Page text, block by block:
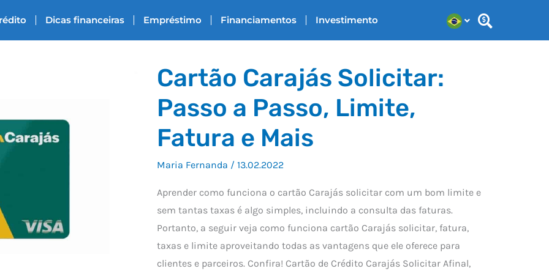
Dicas financeiras Empréstimo Financiamentos Investimento
Cartão Carajás Solicitar:
Passo a Passo, Limite,
Fatura e Mais
Maria Fernanda / 13.02.2022
Aprender como funciona o cartão Carajás solicitar com um bom limite e
sem tantas taxas é algo simples, incluindo a consulta das faturas.
Portanto, a seguir veja como funciona cartão Carajás solicitar, fatura,
taxas e limite aproveitando todas as vantagens que ele oferece para
clientes e parceiros. Confira! Cartão de Crédito Carajás Solicitar Afinal,